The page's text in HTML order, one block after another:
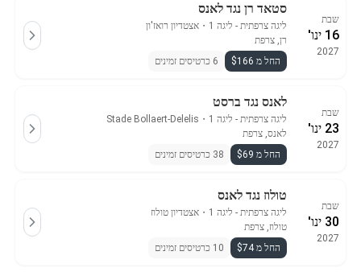
שבת
16 ינו'
2027
סטאד רן נגד לאנס
ליגה צרפתית - ליגה 1 ・ אצטדיון רואז'ון
רן, צרפת
החל מ $166
6 כרטיסים זמינים
שבת
23 ינו'
2027
לאנס נגד ברסט
ליגה צרפתית - ליגה 1 ・
Stade Bollaert-Delelis
לאנס, צרפת
החל מ $69
38 כרטיסים זמינים
שבת
30 ינו'
2027
טולוז נגד לאנס
ליגה צרפתית - ליגה 1 ・ אצטדיון טולוז
טולוז, צרפת
החל מ $74
10 כרטיסים זמינים